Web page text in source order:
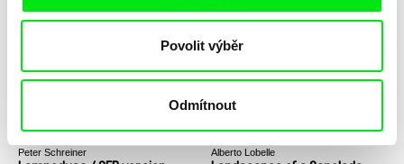
Povolit výběr
Odmítnout
Peter Schreiner Alberto Lobelle